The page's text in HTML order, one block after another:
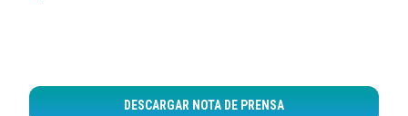
DESCARGAR NOTA DE PRENSA